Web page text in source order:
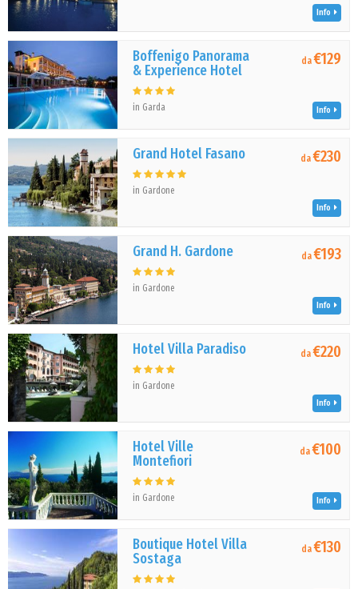
Info
Boffenigo Panorama
& Experience Hotel
in Garda
da€129
Info
Grand Hotel Fasano
in Gardone
da€230
Info
Grand H. Gardone
in Gardone
da€193
Info
Hotel Villa Paradiso
in Gardone
da€220
Info
Hotel Ville
Montefiori
in Gardone
da€100
Info
Boutique Hotel Villa
Sostaga
da€130